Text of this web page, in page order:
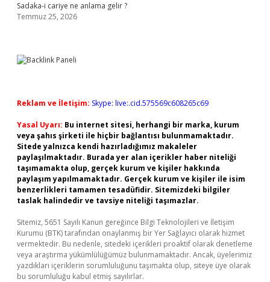
Sadaka-i cariye ne anlama gelir ?
Temmuz 25, 2026
Reklam ve İletişim: Skype: live:.cid.575569c608265c69
Yasal Uyarı: Bu internet sitesi, herhangi bir marka, kurum
veya şahıs şirketi ile hiçbir bağlantısı bulunmamaktadır.
Sitede yalnızca kendi hazırladığımız makaleler
paylaşılmaktadır. Burada yer alan içerikler haber niteliği
taşımamakta olup, gerçek kurum ve kişiler hakkında
paylaşım yapılmamaktadır. Gerçek kurum ve kişiler ile isim
benzerlikleri tamamen tesadüfidir. Sitemizdeki bilgiler
taslak halindedir ve tavsiye niteliği taşımazlar.
Sitemiz, 5651 Sayılı Kanun gereğince Bilgi Teknolojileri ve İletişim
Kurumu (BTK) tarafından onaylanmış bir Yer Sağlayıcı olarak hizmet
vermektedir. Bu nedenle, sitedeki içerikleri proaktif olarak denetleme
veya araştırma yükümlülüğümüz bulunmamaktadır. Ancak, üyelerimiz
yazdıkları içeriklerin sorumluluğunu taşımakta olup, siteye üye olarak
bu sorumluluğu kabul etmiş sayılırlar.